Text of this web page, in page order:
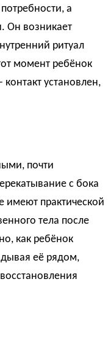
а
Он возникает
ритуал
момент ребёнок
установлен,
почти
с бока
имеют практической
тела после
как ребёнок
её рядом,